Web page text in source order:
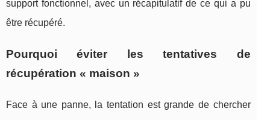
support fonctionnel, avec un récapitulatif de ce qui a pu
être récupéré.
Pourquoi éviter les tentatives de
récupération « maison »
Face à une panne, la tentation est grande de chercher